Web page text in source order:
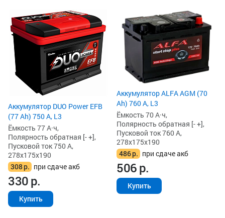
Аккумулятор DUO Power EFB
(77 Ah) 750 А, L3
Ёмкость 77 А·ч,
Полярность обратная [- +],
Пусковой ток 750 А,
278x175x190
308р. при сдаче акб
330р.
Купить
Аккумулятор ALFA AGM (70
Ah) 760 А, L3
Ёмкость 70 А·ч,
Полярность обратная [- +],
Пусковой ток 760 А,
278x175x190
486р. при сдаче акб
506р.
Купить